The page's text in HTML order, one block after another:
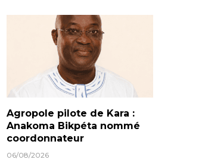
Agropole pilote de Kara :
Anakoma Bikpéta nommé
coordonnateur
06/08/2026